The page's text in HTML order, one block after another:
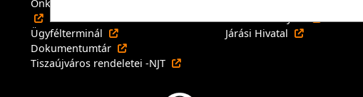
Önkormányzati Tájékoztató Rendszer
Ügyfélterminál
Dokumentumtár
Tiszaújváros rendeletei -NJT
E-Önkormányzat
Járási Hivatal